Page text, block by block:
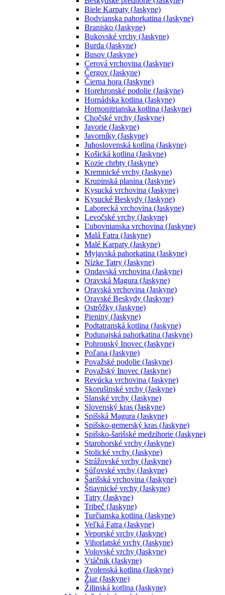
Biele Karpaty (Jaskyne)
Bodvianska pahorkatina (Jaskyne)
Branisko (Jaskyne)
Bukovské vrchy (Jaskyne)
Burda (Jaskyne)
Busov (Jaskyne)
Cerová vrchovina (Jaskyne)
Čergov (Jaskyne)
Čierna hora (Jaskyne)
Horehronské podolie (Jaskyne)
Hornádska kotlina (Jaskyne)
Hornonitrianska kotlina (Jaskyne)
Chočské vrchy (Jaskyne)
Javorie (Jaskyne)
Javorníky (Jaskyne)
Juhoslovenská kotlina (Jaskyne)
Košická kotlina (Jaskyne)
Kozie chrbty (Jaskyne)
Kremnické vrchy (Jaskyne)
Krupinská planina (Jaskyne)
Kysucká vrchovina (Jaskyne)
Kysucké Beskydy (Jaskyne)
Laborecká vrchovina (Jaskyne)
Levočské vrchy (Jaskyne)
Ľubovnianska vrchovina (Jaskyne)
Malá Fatra (Jaskyne)
Malé Karpaty (Jaskyne)
Myjavská pahorkatina (Jaskyne)
Nízke Tatry (Jaskyne)
Ondavská vrchovina (Jaskyne)
Oravská Magura (Jaskyne)
Oravská vrchovina (Jaskyne)
Oravské Beskydy (Jaskyne)
Ostrôžky (Jaskyne)
Pieniny (Jaskyne)
Podtatranská kotlina (Jaskyne)
Podunajská pahorkatina (Jaskyne)
Pohronský Inovec (Jaskyne)
Poľana (Jaskyne)
Považské podolie (Jaskyne)
Považský Inovec (Jaskyne)
Revúcka vrchovina (Jaskyne)
Skorušinské vrchy (Jaskyne)
Slanské vrchy (Jaskyne)
Slovenský kras (Jaskyne)
Spišská Magura (Jaskyne)
Spišsko-gemerský kras (Jaskyne)
Spišsko-šarišské medzihorie (Jaskyne)
Starohorské vrchy (Jaskyne)
Stolické vrchy (Jaskyne)
Strážovské vrchy (Jaskyne)
Súľovské vrchy (Jaskyne)
Šarišská vrchovina (Jaskyne)
Štiavnické vrchy (Jaskyne)
Tatry (Jaskyne)
Tribeč (Jaskyne)
Turčianska kotlina (Jaskyne)
Veľká Fatra (Jaskyne)
Veporské vrchy (Jaskyne)
Vihorlatské vrchy (Jaskyne)
Volovské vrchy (Jaskyne)
Vtáčnik (Jaskyne)
Zvolenská kotlina (Jaskyne)
Žiar (Jaskyne)
Žilinská kotlina (Jaskyne)